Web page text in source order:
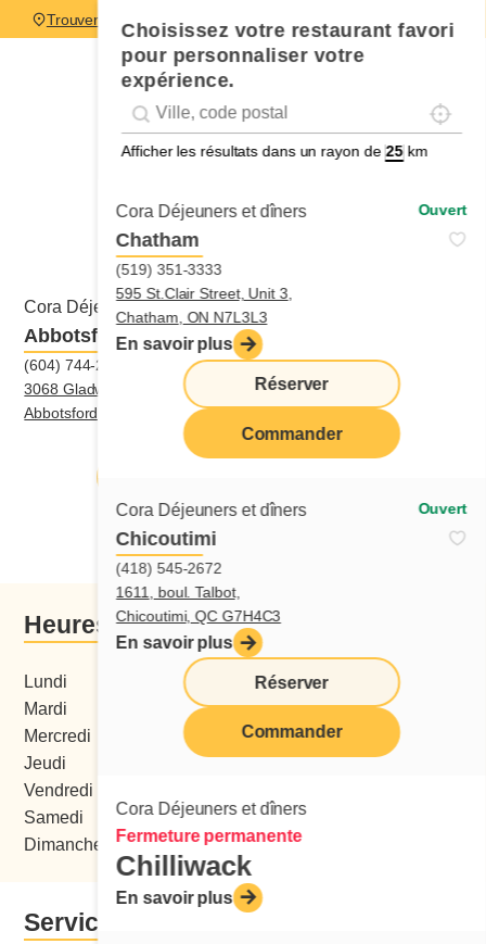
Choisissez votre restaurant favori
pour personnaliser votre
expérience.
Geolocation
Géolocalisation
Afficher les résultats dans un rayon de km
Cora Déjeuners et dîners Ouvert
Chatham
(519) 351-3333
595 St.Clair Street, Unit 3,
Chatham, ON N7L3L3
En savoir plus
Réserver
Commander
Cora Déjeuners et dîners Ouvert
Chicoutimi
(418) 545-2672
1611, boul. Talbot,
Chicoutimi, QC G7H4C3
En savoir plus
Réserver
Commander
Cora Déjeuners et dîners
Fermeture permanente
Chilliwack
En savoir plus
Trouver un restaurant
Cora Déjeuners et dîners
Abbotsford
(604) 744-2672
3068 Gladwin Road,
Abbotsford, BC V2T5T5
Itinéraire (604) 744-2672
Commander de ce restaurant
Heures d'ouverture
Lundi
06:00 - 16:00
Mardi
06:00 - 15:00
Mercredi
06:00 - 15:00
Jeudi
06:00 - 15:00
Vendredi
Samedi
06:00 - 16:00
Dimanche
07:00 - 16:00
Services